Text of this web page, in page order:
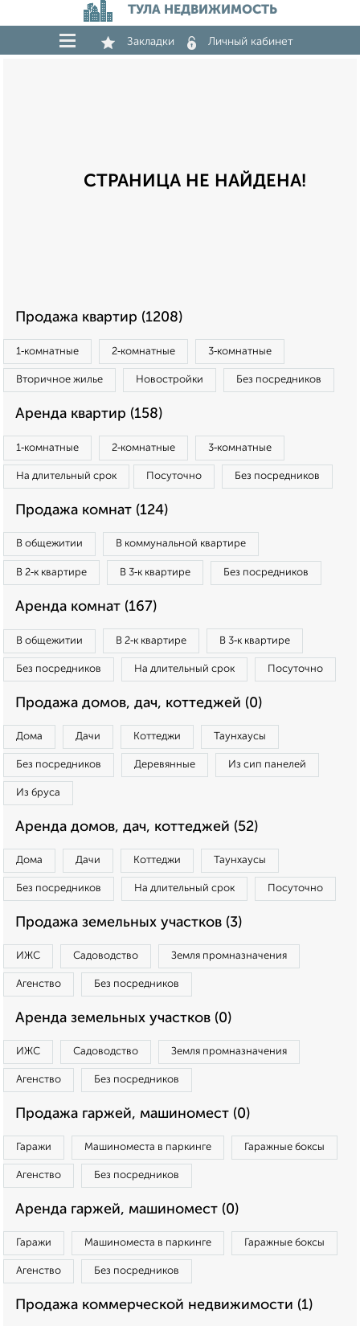
ТУЛА НЕДВИЖИМОСТЬ
Закладки Личный кабинет
СТРАНИЦА НЕ НАЙДЕНА!
Продажа квартир (1208)
1‑комнатные 2‑комнатные 3‑комнатные
Вторичное жилье Новостройки Без посредников
Аренда квартир (158)
1‑комнатные 2‑комнатные 3‑комнатные
На длительный срок Посуточно Без посредников
Продажа комнат (124)
В общежитии В коммунальной квартире
В 2‑к квартире В 3‑к квартире Без посредников
Аренда комнат (167)
В общежитии В 2‑к квартире В 3‑к квартире
Без посредников На длительный срок Посуточно
Продажа домов, дач, коттеджей (0)
Дома Дачи Коттеджи Таунхаусы
Без посредников Деревянные Из сип панелей
Из бруса
Аренда домов, дач, коттеджей (52)
Дома Дачи Коттеджи Таунхаусы
Без посредников На длительный срок Посуточно
Продажа земельных участков (3)
ИЖС Садоводство Земля промназначения
Агенство Без посредников
Аренда земельных участков (0)
ИЖС Садоводство Земля промназначения
Агенство Без посредников
Продажа гаржей, машиномест (0)
Гаражи Машиноместа в паркинге Гаражные боксы
Агенство Без посредников
Аренда гаржей, машиномест (0)
Гаражи Машиноместа в паркинге Гаражные боксы
Агенство Без посредников
Продажа коммерческой недвижимости (1)